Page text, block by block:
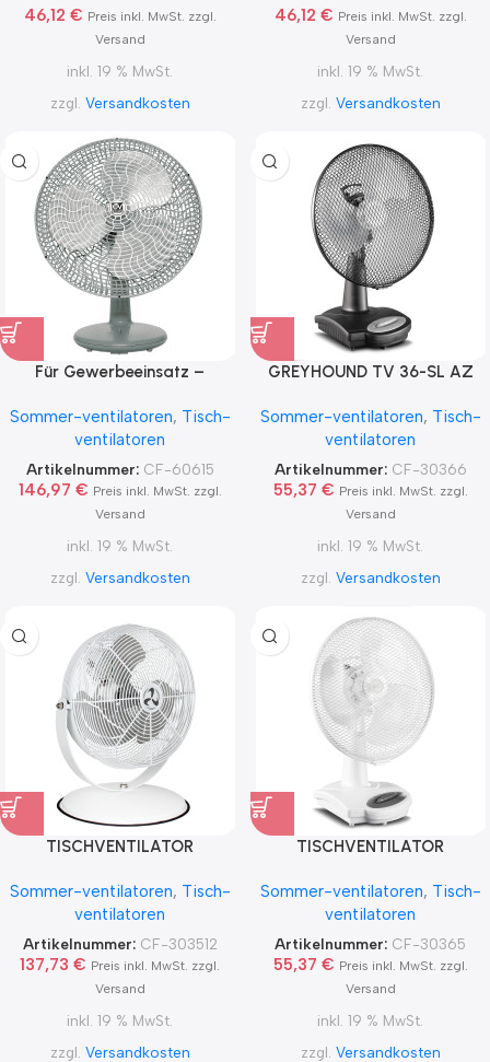
46,12 € Preis inkl. MwSt. zzgl.
Versand
inkl. 19 % MwSt.
zzgl. Versandkosten
46,12 € Preis inkl. MwSt. zzgl.
Versand
inkl. 19 % MwSt.
zzgl. Versandkosten
Für Gewerbeeinsatz –
Sommer-ventilatoren, Tisch-
ventilatoren
Artikelnummer: CF-60615
146,97 € Preis inkl. MwSt. zzgl.
Versand
inkl. 19 % MwSt.
zzgl. Versandkosten
GREYHOUND TV 36-SL AZ
Sommer-ventilatoren, Tisch-
ventilatoren
Artikelnummer: CF-30366
55,37 € Preis inkl. MwSt. zzgl.
Versand
inkl. 19 % MwSt.
zzgl. Versandkosten
TISCHVENTILATOR
Sommer-ventilatoren, Tisch-
ventilatoren
Artikelnummer: CF-303512
137,73 € Preis inkl. MwSt. zzgl.
Versand
inkl. 19 % MwSt.
zzgl. Versandkosten
TISCHVENTILATOR
Sommer-ventilatoren, Tisch-
ventilatoren
Artikelnummer: CF-30365
55,37 € Preis inkl. MwSt. zzgl.
Versand
inkl. 19 % MwSt.
zzgl. Versandkosten